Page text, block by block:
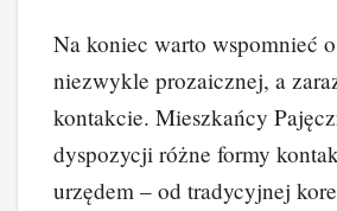
Na koniec warto wspomnieć
niezwykle prozaicznej, a
kontakcie. Mieszkańcy
dyspozycji różne formy
urzędem – od tradycyjnej